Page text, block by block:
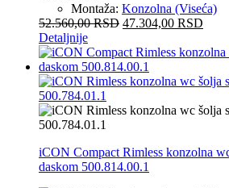
Montaža: Konzolna (Viseća)
52.560,00RSD 47.304,00 RSD
Detaljnije
iCON Compact Rimless konzolna
daskom 500.814.00.1